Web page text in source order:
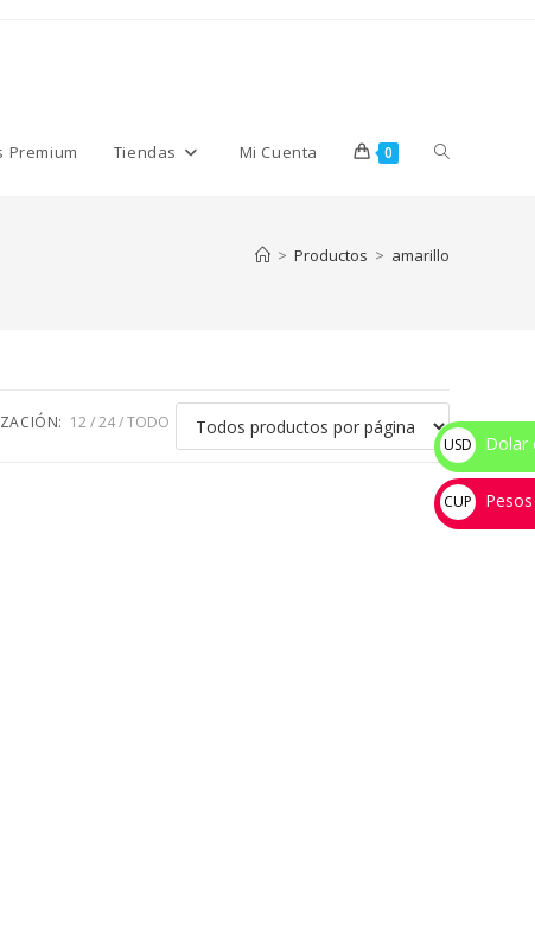
Premium Tiendas Mi Cuenta 0 Alternar
web
> Productos > amarillo
12 24 TODO
USD
$
Dolar
CUP
💰
Pesos